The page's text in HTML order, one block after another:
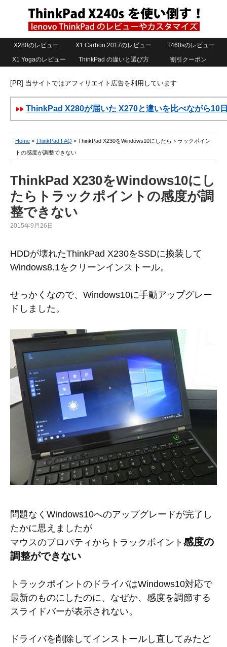
X280のレビュー X1 Carbon 2017のレビュー
T460sのレビュー
X1 Yogaのレビュー
ThinkPad の違いと選び方 割引クーポン
[PR] 当サイトではアフィリエイト広告を利用しています
ThinkPad X280が届いた X270と違いを比べながら10
Home » ThinkPad FAQ » ThinkPad X230をWindows10にしたらトラックポイン
トの感度が調整できない
ThinkPad X230をWindows10にし
たらトラックポイントの感度が調
整できない
2015年9月26日
HDDが壊れたThinkPad X230をSSDに換装して
Windows8.1をクリーンインストール。
せっかくなので、Windows10に手動アップグレー
ドしました。
問題なくWindows10へのアップグレードが完了し
たかに思えましたが
マウスのプロパティからトラックポイント 感度の
調整ができない
トラックポイントのドライバはWindows10対応で
最新のものにしたのに、なぜか、感度を調節する
スライドバーが表示されない。
ドライバを削除してインストールし直してみたど